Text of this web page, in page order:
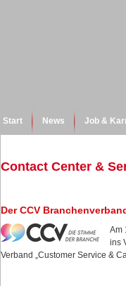
Start News Job &
Contact Center &
Der CCV
Am
ins
Verband „Customer Service &